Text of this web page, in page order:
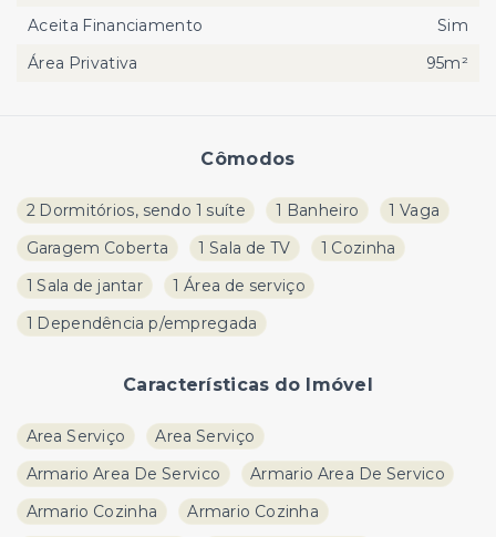
Cômodos
2 Dormitórios, sendo 1 suíte 1 Banheiro
1 Vaga
Garagem Coberta
1 Sala de TV
1 Cozinha
1 Sala de jantar
1 Área de serviço
1 Dependência p/empregada
Características do Imóvel
Area Serviço
Area Serviço
Armario Area De Servico
Armario Area De Servico
Armario Cozinha
Armario Cozinha
Aceita Financiamento
Sim
Área Privativa
95m²